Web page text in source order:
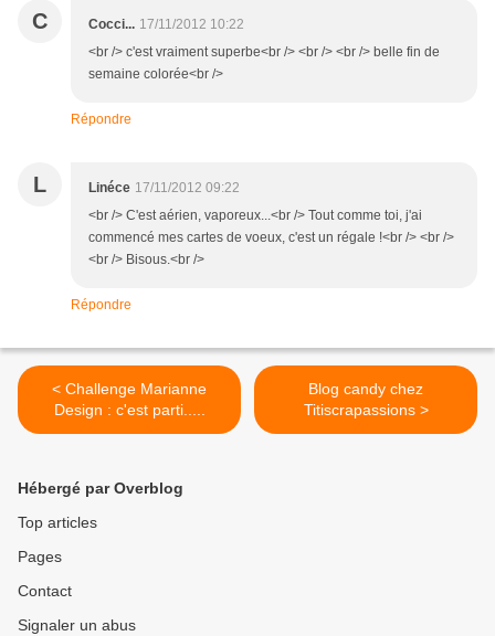
C Cocci... 17/11/2012 10:22
<br /> c'est vraiment superbe<br /> <br /> <br /> belle fin de
semaine colorée<br />
Répondre
L Linéce 17/11/2012 09:22
<br /> C'est aérien, vaporeux...<br /> Tout comme toi, j'ai
commencé mes cartes de voeux, c'est un régale !<br /> <br />
<br /> Bisous.<br />
Répondre
< Challenge Marianne
Design : c'est parti.....
Blog candy chez
Titiscrapassions >
Hébergé par Overblog
Top articles
Pages
Contact
Signaler un abus